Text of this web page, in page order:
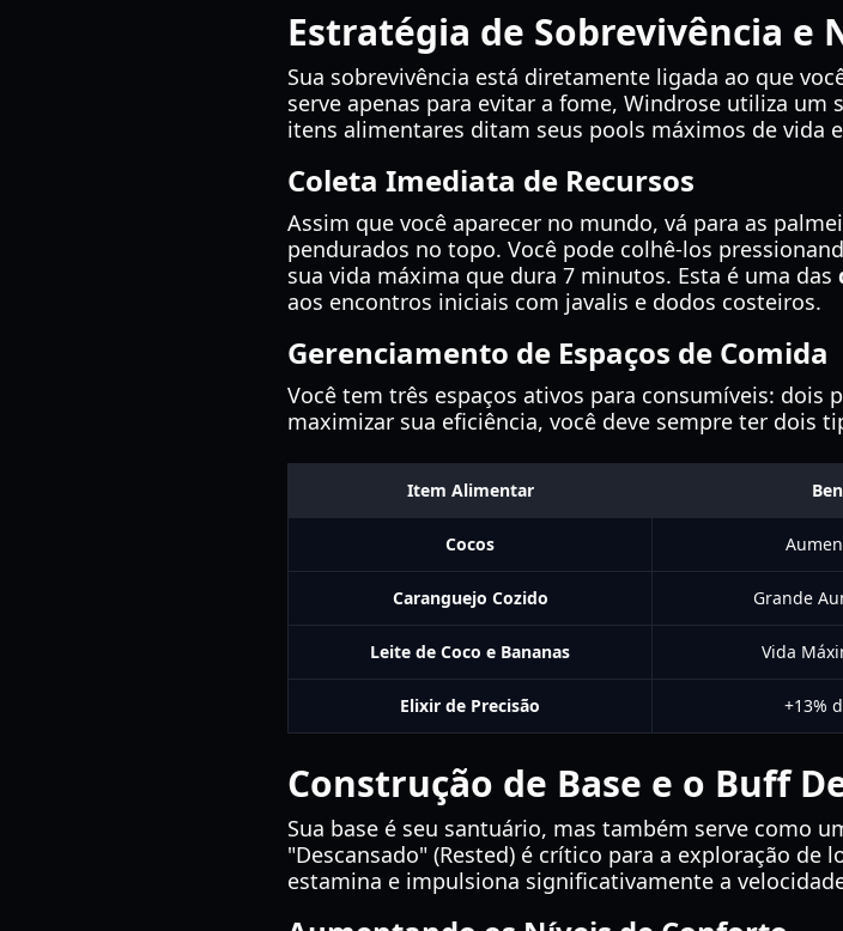
Estratégia de Sobrevivência e
Sua sobrevivência está diretamente ligada ao que
serve apenas para evitar a fome, Windrose utiliza
itens alimentares ditam seus pools máximos de vida
Coleta Imediata de Recursos
Assim que você aparecer no mundo, vá para as
pendurados no topo. Você pode colhê-los
sua vida máxima que dura 7 minutos. Esta é uma das
aos encontros iniciais com javalis e dodos costeiros.
Gerenciamento de Espaços de Comida
Você tem três espaços ativos para consumíveis: dois
maximizar sua eficiência, você deve sempre ter dois
Item Alimentar
Cocos
Caranguejo Cozido Grande
Leite de Coco e Bananas Vida
Elixir de Precisão +13%
Construção de Base e o Buff
Sua base é seu santuário, mas também serve como
"Descansado" (Rested) é crítico para a exploração de
estamina e impulsiona significativamente a